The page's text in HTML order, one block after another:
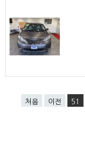
처음 이전 51